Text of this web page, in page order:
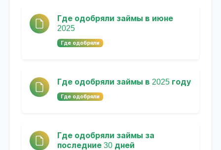
Где одобряли займы в июне
2025
Где одобряли
Где одобряли займы в 2025 году
Где одобряли
Где одобряли займы за
последние 30 дней